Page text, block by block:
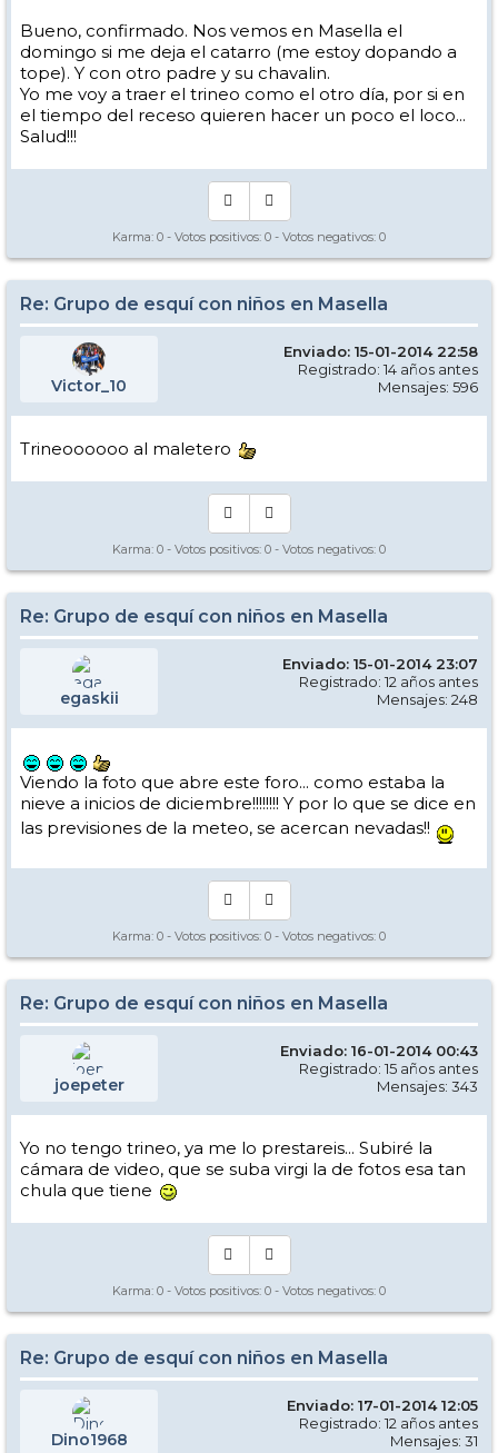
Bueno, confirmado. Nos vemos en Masella el
domingo si me deja el catarro (me estoy dopando a
tope). Y con otro padre y su chavalin.
Yo me voy a traer el trineo como el otro día, por si en
el tiempo del receso quieren hacer un poco el loco...
Salud!!!
Karma: 0 - Votos positivos: 0 - Votos negativos: 0
Re: Grupo de esquí con niños en Masella
Victor_10
Enviado: 15-01-2014 22:58
Registrado: 14 años antes
Mensajes: 596
Trineoooooo al maletero
Karma: 0 - Votos positivos: 0 - Votos negativos: 0
Re: Grupo de esquí con niños en Masella
egaskii
Enviado: 15-01-2014 23:07
Registrado: 12 años antes
Mensajes: 248
Viendo la foto que abre este foro... como estaba la
nieve a inicios de diciembre!!!!!!!! Y por lo que se dice en
las previsiones de la meteo, se acercan nevadas!!
Karma: 0 - Votos positivos: 0 - Votos negativos: 0
Re: Grupo de esquí con niños en Masella
joepeter
Enviado: 16-01-2014 00:43
Registrado: 15 años antes
Mensajes: 343
Yo no tengo trineo, ya me lo prestareis... Subiré la
cámara de video, que se suba virgi la de fotos esa tan
chula que tiene
Karma: 0 - Votos positivos: 0 - Votos negativos: 0
Re: Grupo de esquí con niños en Masella
Dino1968
Enviado: 17-01-2014 12:05
Registrado: 12 años antes
Mensajes: 31